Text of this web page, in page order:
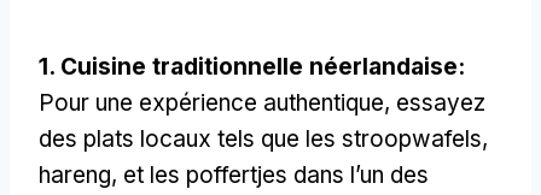
1. Cuisine traditionnelle néerlandaise:
Pour une expérience authentique, essayez
des plats locaux tels que les stroopwafels,
hareng, et les poffertjes dans l’un des